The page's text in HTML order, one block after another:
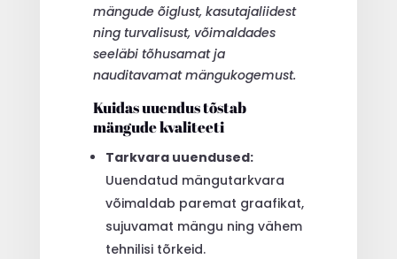
mängude õiglust, kasutajaliidest
ning turvalisust, võimaldades
seeläbi tõhusamat ja
nauditavamat mängukogemust.
Kuidas uuendus tõstab
mängude kvaliteeti
Tarkvara uuendused:
Uuendatud mängutarkvara
võimaldab paremat graafikat,
sujuvamat mängu ning vähem
tehnilisi tõrkeid.